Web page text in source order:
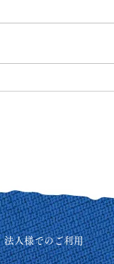
法人様でのご利用